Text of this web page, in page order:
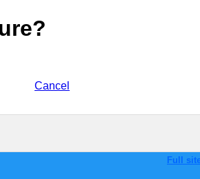
Cancel
Full